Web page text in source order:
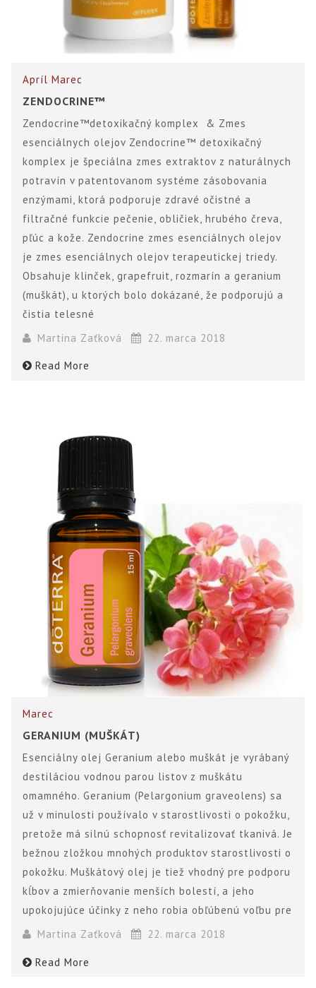
Apríl Marec
ZENDOCRINE™
Zendocrine™detoxikačný komplex & Zmes
esenciálnych olejov Zendocrine™ detoxikačný
komplex je špeciálna zmes extraktov z naturálnych
potravín v patentovanom systéme zásobovania
enzýmami, ktorá podporuje zdravé očistné a
filtračné funkcie pečenie, obličiek, hrubého čreva,
pľúc a kože. Zendocrine zmes esenciálnych olejov
je zmes esenciálnych olejov terapeutickej triedy.
Obsahuje klinček, grapefruit, rozmarín a geranium
(muškát), u ktorých bolo dokázané, že podporujú a
čistia telesné
Martina Zaťková
22. marca 2018
Read More
Marec
GERANIUM (MUŠKÁT)
Esenciálny olej Geranium alebo muškát je vyrábaný
destiláciou vodnou parou listov z muškátu
omamného. Geranium (Pelargonium graveolens) sa
už v minulosti používalo v starostlivosti o pokožku,
pretože má silnú schopnosť revitalizovať tkanivá. Je
bežnou zložkou mnohých produktov starostlivosti o
pokožku. Muškátový olej je tiež vhodný pre podporu
kĺbov a zmierňovanie menších bolestí, a jeho
upokojujúce účinky z neho robia obľúbenú voľbu pre
Martina Zaťková
22. marca 2018
Read More